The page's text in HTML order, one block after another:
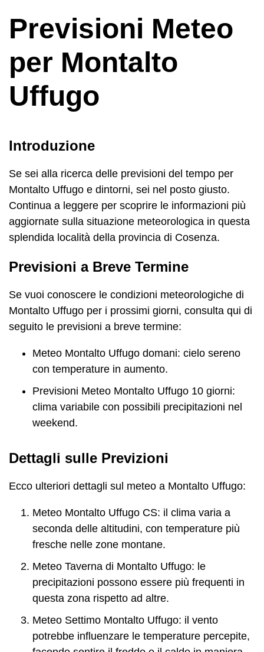
Previsioni Meteo
per Montalto
Uffugo
Introduzione
Se sei alla ricerca delle previsioni del tempo per
Montalto Uffugo e dintorni, sei nel posto giusto.
Continua a leggere per scoprire le informazioni più
aggiornate sulla situazione meteorologica in questa
splendida località della provincia di Cosenza.
Previsioni a Breve Termine
Se vuoi conoscere le condizioni meteorologiche di
Montalto Uffugo per i prossimi giorni, consulta qui di
seguito le previsioni a breve termine:
Meteo Montalto Uffugo domani: cielo sereno
con temperature in aumento.
Previsioni Meteo Montalto Uffugo 10 giorni:
clima variabile con possibili precipitazioni nel
weekend.
Dettagli sulle Previzioni
Ecco ulteriori dettagli sul meteo a Montalto Uffugo:
Meteo Montalto Uffugo CS: il clima varia a
seconda delle altitudini, con temperature più
fresche nelle zone montane.
Meteo Taverna di Montalto Uffugo: le
precipitazioni possono essere più frequenti in
questa zona rispetto ad altre.
Meteo Settimo Montalto Uffugo: il vento
potrebbe influenzare le temperature percepite,